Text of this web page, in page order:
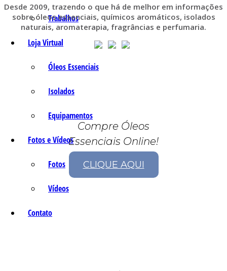
Trabalhos
Loja Virtual
Óleos Essenciais
Isolados
Equipamentos
Fotos e Vídeos
Fotos
Vídeos
Contato
Desde 2009, trazendo o que há de melhor em informações
sobre óleos essenciais, químicos aromáticos, isolados
naturais, aromaterapia, fragrâncias e perfumaria.
Compre Óleos
Essenciais Online!
CLIQUE AQUI